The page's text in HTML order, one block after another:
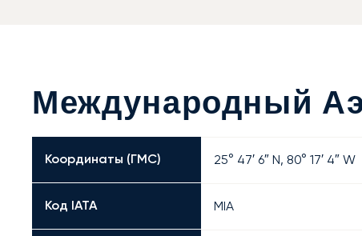
Международный
Координаты (ГМС) 25° 47′ 6″ N, 80° 17′ 4″ W
Код IATA MIA